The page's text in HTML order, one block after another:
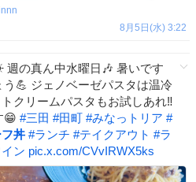
8月5日(水) 3:22
の真ん中水曜日🎶 暑いです
💪 ジェノベーゼパスタは温冷
クリームパスタもお試しあれ‼️
😁 #三田 #田町 #みなっトリア #
丼 #ランチ #テイクアウト #ラ
ン pic.x.com/CVvIRWX5ks